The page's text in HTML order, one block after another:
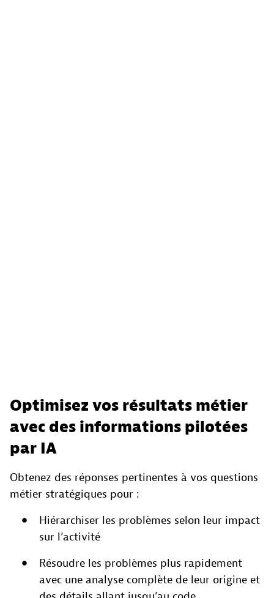
Optimisez vos résultats métier
avec des informations pilotées
par IA
Obtenez des réponses pertinentes à vos questions
métier stratégiques pour :
Hiérarchiser les problèmes selon leur impact
sur l’activité
Résoudre les problèmes plus rapidement
avec une analyse complète de leur origine et